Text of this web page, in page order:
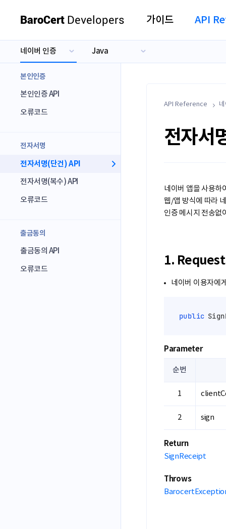
BaroCert Developers 가이드 API
네이버 인증
카카오 인증
네이버 인증
Java
ASP
본인인증
본인인증 API
오류코드
전자서명
전자서명(단건) API
전자서명(복수) API
오류코드
출금동의
출금동의 API
오류코드
API Reference
전자서
네이버 앱을 사용하
웹/앱 방식에 따라
인증 메시지 전송없
1.
네이버 이용자에
public
Parameter
순번
sign
Return
SignReceipt
Throws